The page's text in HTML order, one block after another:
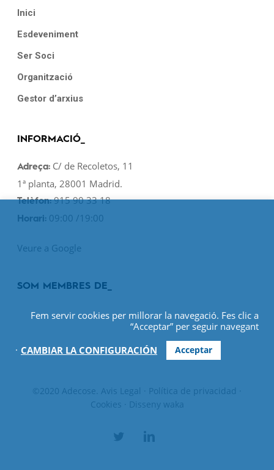
Inici
Esdeveniment
Ser Soci
Organització
Gestor d’arxius
INFORMACIÓ_
Adreça: C/ de Recoletos, 11
1ª planta, 28001 Madrid.
Telèfon:915 90 33 18
Horari: 09:00 /19:00
Veure a Google
SOM MEMBRES DE_
©2020 Adecose. Avis Legal Política de privacidad
Cookies · Disseny waka
twitter linkedin
Fem servir cookies per millorar la navegació. Fes clic a
“Acceptar” per seguir navegant
. CAMBIAR LA CONFIGURACIÓN Acceptar